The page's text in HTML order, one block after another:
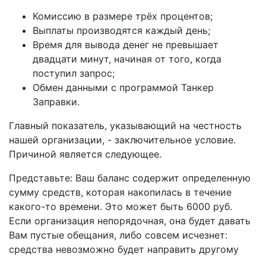
Комиссию в размере трёх процентов;
Выплаты производятся каждый день;
Время для вывода денег не превышает
двадцати минут, начиная от того, когда
поступил запрос;
Обмен данными с программой Танкер
Заправки.
Главный показатель, указывающий на честность
нашей организации, - заключительное условие.
Причиной является следующее.
Представьте: Ваш баланс содержит определенную
сумму средств, которая накопилась в течение
какого-то времени. Это может быть 6000 руб.
Если организация непорядочная, она будет давать
Вам пустые обещания, либо совсем исчезнет:
средства невозможно будет направить другому